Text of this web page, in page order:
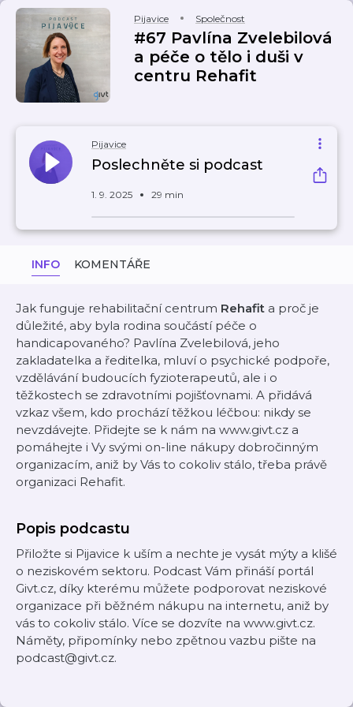
Pijavice Společnost
#67 Pavlína Zvelebilová
a péče o tělo i duši v
centru Rehafit
Pijavice
Poslechněte si podcast
1. 9. 2025 29 min
INFO KOMENTÁŘE
Jak funguje rehabilitační centrum Rehafit a proč je
důležité, aby byla rodina součástí péče o
handicapovaného? Pavlína Zvelebilová, jeho
zakladatelka a ředitelka, mluví o psychické podpoře,
vzdělávání budoucích fyzioterapeutů, ale i o
těžkostech se zdravotními pojišťovnami. A přidává
vzkaz všem, kdo prochází těžkou léčbou: nikdy se
nevzdávejte. Přidejte se k nám na www.givt.cz a
pomáhejte i Vy svými on-line nákupy dobročinným
organizacím, aniž by Vás to cokoliv stálo, třeba právě
organizaci Rehafit.
Popis podcastu
Přiložte si Pijavice k uším a nechte je vysát mýty a klišé
o neziskovém sektoru. Podcast Vám přináší portál
Givt.cz, díky kterému můžete podporovat neziskové
organizace při běžném nákupu na internetu, aniž by
vás to cokoliv stálo. Více se dozvíte na www.givt.cz.
Náměty, připomínky nebo zpětnou vazbu pište na
podcast@givt.cz.